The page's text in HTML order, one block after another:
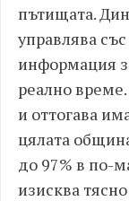
пътищата.
управлява
информация
реално
и оттогава
цялата
до 97% в по-
изисква